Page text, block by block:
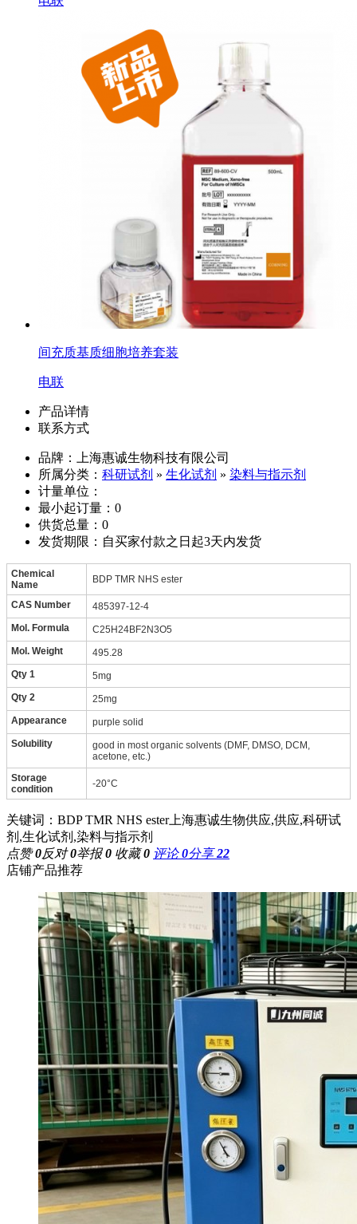
间充质基质细胞培养套装
电联
产品详情
联系方式
品牌：上海惠诚生物科技有限公司
所属分类： 科研试剂 » 生化试剂 » 染料与指示剂
计量单位：
最小起订量：0
供货总量：0
发货期限：自买家付款之日起3天内发货
Chemical
Name
BDP TMR NHS ester
CAS Number
485397-12-4
Mol. Formula
C25H24BF2N3O5
Mol. Weight
495.28
Qty 1
5mg
Qty 2
25mg
Appearance
purple solid
Solubility
good in most organic solvents (DMF, DMSO, DCM,
acetone, etc.)
Storage
condition
-20°C
关键词：BDP TMR NHS ester上海惠诚生物供应,供应,科研试
剂,生化试剂,染料与指示剂
点赞0反对0举报0 收藏0 评论0分享22
店铺产品推荐